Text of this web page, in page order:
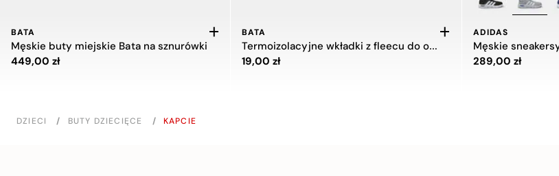
BATA
Męskie buty miejskie Bata na sznurówki
Cena 449,00 zł
449,00 zł
BATA
Termoizolacyjne wkładki z fleecu do obuwia Bata
Cena 19,00 zł
19,00 zł
ADIDAS
Cena 289,00 zł
289,00 zł
DZIECI / BUTY DZIECIĘCE / KAPCIE